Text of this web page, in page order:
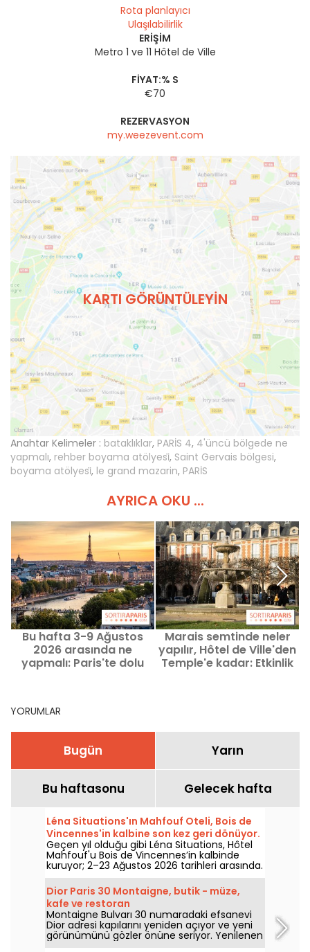
Rota planlayıcı
Ulaşılabilirlik
ERIŞIM
Metro 1 ve 11 Hôtel de Ville
FIYAT:% S
€70
REZERVASYON
my.weezevent.com
KARTI GÖRÜNTÜLEYIN
Anahtar Kelimeler : bataklıklar, PARİS 4, 4'üncü bölgede ne
yapmalı, rehber boyama atölyesi̇, Saint Gervais bölgesi,
boyama atölyesi̇, le grand mazarin, PARİS
AYRICA OKU ...
Bu hafta 3-9 Ağustos
2026 arasında ne
yapmalı: Paris'te dolu
Marais semtinde neler
yapılır, Hôtel de Ville'den
Temple'e kadar: Etkinlik
YORUMLAR
Bugün Yarın
Bu haftasonu Gelecek hafta
Léna Situations'ın Mahfouf Oteli, Bois de
Vincennes'in kalbine son kez geri dönüyor.
Geçen yıl olduğu gibi Léna Situations, Hôtel
Mahfouf'u Bois de Vincennes’in kalbinde
kuruyor; 2–23 Ağustos 2026 tarihleri arasında.
Ağustos vlogları, alışveriş, vejetaryen tatlar
ve dinlenmeyle dolu, bir nostalji tadı taşıyan
serin ve yazlık bir mekan.
Dior Paris 30 Montaigne, butik - müze,
kafe ve restoran
Montaigne Bulvarı 30 numaradaki efsanevi
Dior adresi kapılarını yeniden açıyor ve yeni
görünümünü gözler önüne seriyor. Yenilenen
ve yeniden tasarlanan bu yeni adres, moda